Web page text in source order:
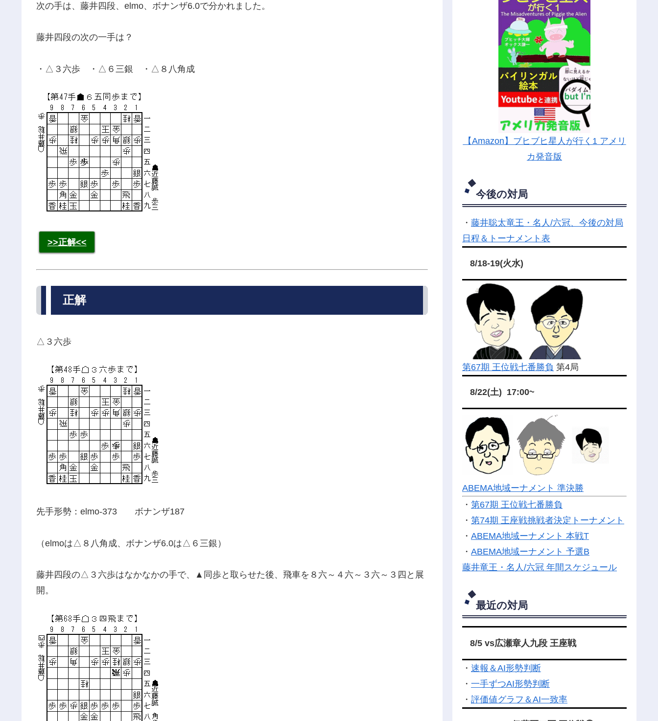
次の手は、藤井四段、elmo、ボナンザ6.0で分かれました。
藤井四段の次の一手は？
・△３六歩 ・△６三銀 ・△８八角成
>>正解<<
正解
△３六歩
先手形勢：elmo-373 ボナンザ187
（elmoは△８八角成、ボナンザ6.0は△６三銀）
藤井四段の△３六歩はなかなかの手で、▲同歩と取らせた後、飛車を８六～４六～３六～３四と展
開。
【Amazon】ブヒブヒ星人が行く1 アメリ
カ発音版
今後の対局
・ 藤井聡太竜王・名人/六冠、今後の対局
日程＆トーナメント表
8/18-19(火水)
第67期 王位戦七番勝負 第4局
8/22(土) 17:00~
ABEMA地域ーナメント 準決勝
・ 第67期 王位戦七番勝負
・ 第74期 王座戦挑戦者決定トーナメント
・ ABEMA地域ーナメント 本戦T
・ ABEMA地域ーナメント 予選B
藤井竜王・名人/六冠 年間スケジュール
最近の対局
8/5 vs広瀬章人九段 王座戦
・ 速報＆AI形勢判断
・ 一手ずつAI形勢判断
・ 評価値グラフ＆AI一致率